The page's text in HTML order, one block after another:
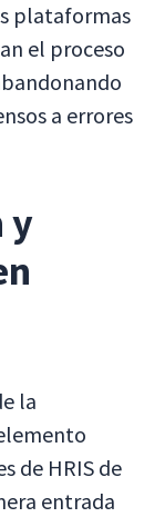
plataformas
el proceso
a errores
y
la
de HRIS de
entrada